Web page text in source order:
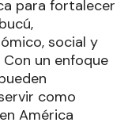
para fortalecer
social y
un enfoque
como
América